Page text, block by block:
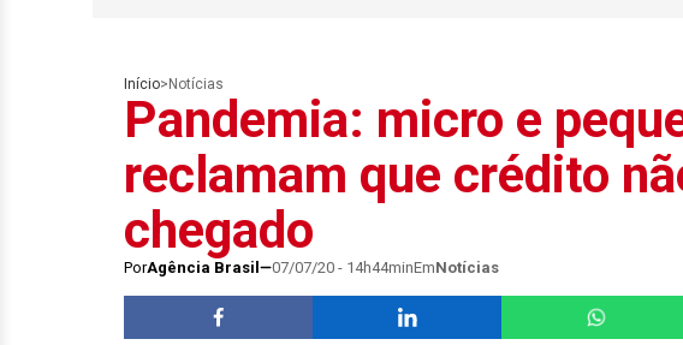
Início> Notícias
Pandemia: micro e
reclamam que crédito
chegado
PorAgência Brasil 07/07/20 - 14h44minEmNotícias